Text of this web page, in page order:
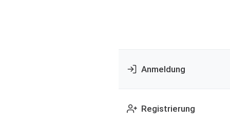
Anmeldung
Registrierung